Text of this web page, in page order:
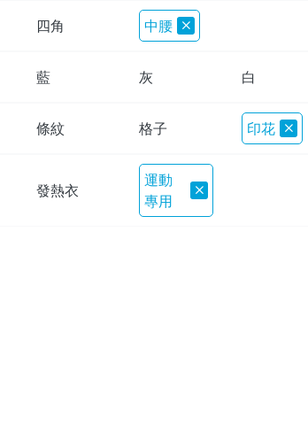
四角 中腰
藍 灰 白
條紋 格子 印花
發熱衣
運動
專用